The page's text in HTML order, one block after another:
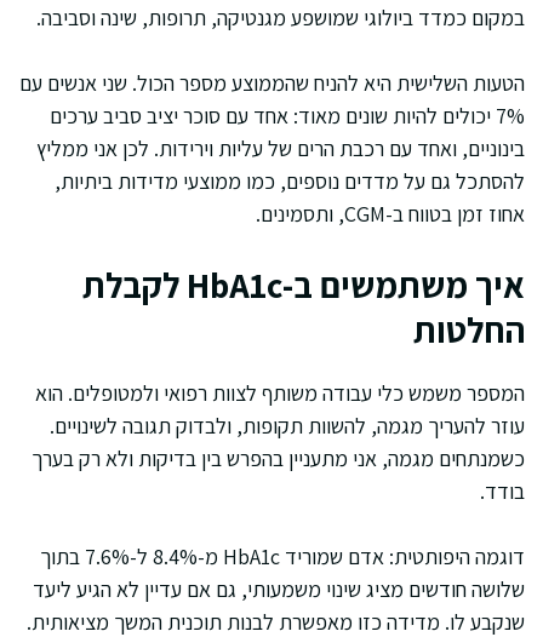
במקום כמדד ביולוגי שמושפע מגנטיקה, תרופות, שינה וסביבה.
הטעות השלישית היא להניח שהממוצע מספר הכול. שני אנשים עם
7% יכולים להיות שונים מאוד: אחד עם סוכר יציב סביב ערכים
בינוניים, ואחד עם רכבת הרים של עליות וירידות. לכן אני ממליץ
להסתכל גם על מדדים נוספים, כמו ממוצעי מדידות ביתיות,
אחוז זמן בטווח ב-CGM, ותסמינים.
איך משתמשים ב-HbA1c לקבלת
החלטות
המספר משמש כלי עבודה משותף לצוות רפואי ולמטופלים. הוא
עוזר להעריך מגמה, להשוות תקופות, ולבדוק תגובה לשינויים.
כשמנתחים מגמה, אני מתעניין בהפרש בין בדיקות ולא רק בערך
בודד.
דוגמה היפותטית: אדם שמוריד HbA1c מ-8.4% ל-7.6% בתוך
שלושה חודשים מציג שינוי משמעותי, גם אם עדיין לא הגיע ליעד
שנקבע לו. מדידה כזו מאפשרת לבנות תוכנית המשך מציאותית.